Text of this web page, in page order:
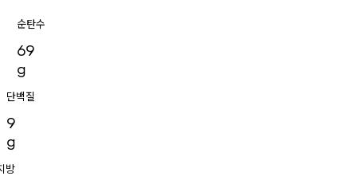
순탄수
69
g
단백질
9
g
방